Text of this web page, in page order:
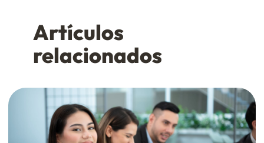
Artículos
relacionados